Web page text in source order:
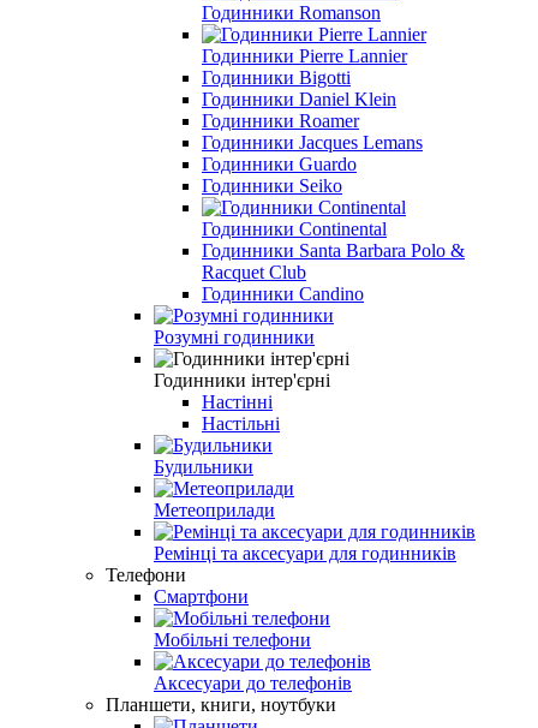
Годинники Romanson
Годинники Pierre Lannier
Годинники Bigotti
Годинники Daniel Klein
Годинники Roamer
Годинники Jacques Lemans
Годинники Guardo
Годинники Seiko
Годинники Continental
Годинники Santa Barbara Polo &
Racquet Club
Годинники Candino
Розумні годинники
Годинники інтер'єрні
Настінні
Настільні
Будильники
Метеоприлади
Ремінці та аксесуари для годинників
Телефони
Смартфони
Мобільні телефони
Аксесуари до телефонів
Планшети, книги, ноутбуки